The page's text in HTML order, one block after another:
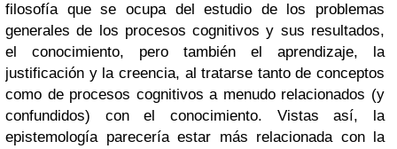
filosofía que se ocupa del estudio de los problemas
generales de los procesos cognitivos y sus resultados,
el conocimiento, pero también el aprendizaje, la
justificación y la creencia, al tratarse tanto de conceptos
como de procesos cognitivos a menudo relacionados (y
confundidos) con el conocimiento. Vistas así, la
epistemología parecería estar más relacionada con la